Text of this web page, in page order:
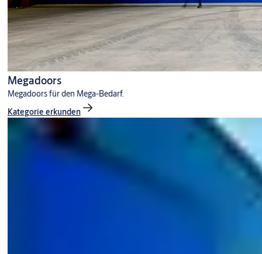
Megadoors
Megadoors für den Mega-Bedarf.
Kategorie erkunden